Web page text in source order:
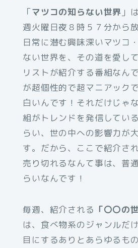
「マツコの知らない世界 」
週火曜日夜８時５７分から
日常に潜む興味深いマツコ
ない世界を、その道を愛し
リストが紹介する番組なん
が超個性的で超マニアック
白いんです！それだけじゃ
組がトレンドを発信してい
らい、世の中への影響力が
す。だから、ここで紹介さ
売り切れるなんて事は、普
らいなんです！
毎週、紹介される 「〇〇の
は、食べ物系のジャンルだ
目にするありとあらゆるも